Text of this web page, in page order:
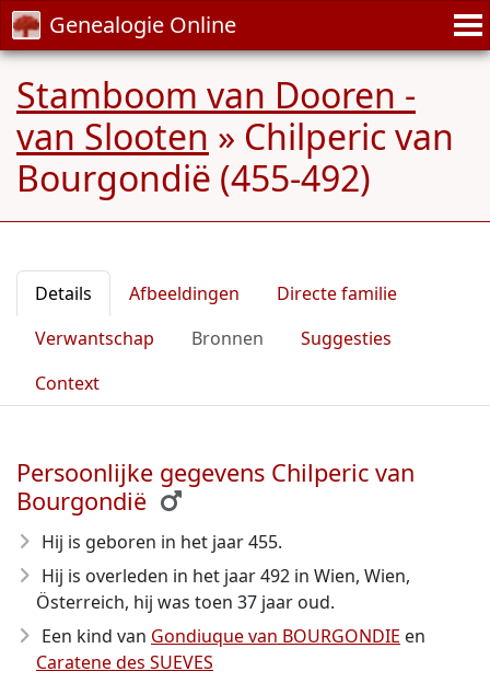
Genealogie Online
Stamboom van Dooren -
van Slooten » Chilperic van
Bourgondië (455-492)
Details Afbeeldingen
Directe familie
Verwantschap
Bronnen
Suggesties
Context
Persoonlijke gegevens Chilperic van
Bourgondië
Hij is geboren in het jaar 455.
Hij is overleden in het jaar 492 in Wien, Wien,
Österreich, hij was toen 37 jaar oud.
Een kind van Gondiuque van BOURGONDIE en
Caratene des SUEVES